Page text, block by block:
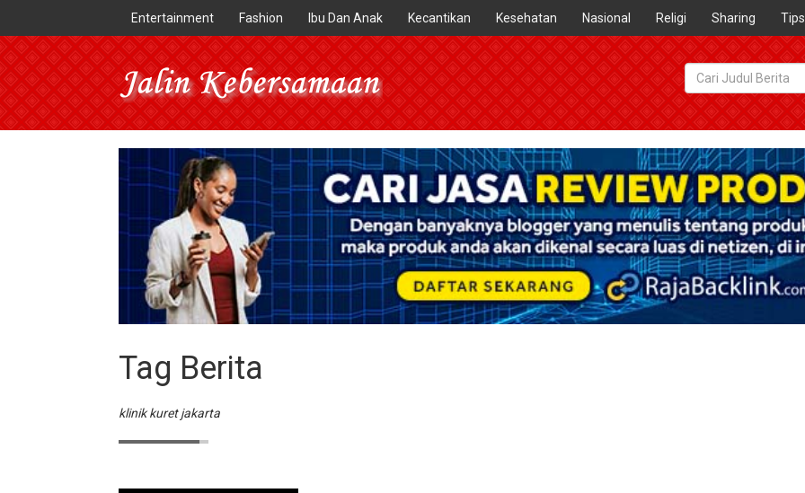
Entertainment Fashion Ibu Dan Anak Kecantikan Kesehatan Nasional Religi Sharing Tips
Tag Berita
klinik kuret jakarta